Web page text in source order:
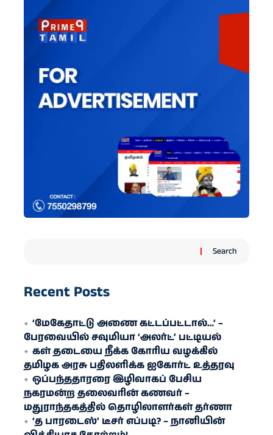
Search
Recent Posts
‘மேகேதாட்டு அணை கட்டப்பட்டால்…’ –
பேரவையில் சவுமியா ‘அலர்ட்’ பட்டியல்
கள் தடையை நீக்க கோரிய வழக்கில்
தமிழக அரசு பதிலளிக்க ஐகோர்ட் உத்தரவு
ஒப்பந்ததாரரை இழிவாகப் பேசிய
நகரமன்ற தலைவரின் கணவர் –
மதுராந்தகத்தில் தொழிலாளர்கள் தர்ணா
‘த பாரடைஸ்’ டீசர் எப்படி? – நானியின்